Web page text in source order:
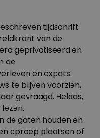
tijdschrift
van de
geprivatiseerd en
de
en expats
te blijven voorzien,
gevraagd. Helaas,
de gaten houden en
oproep plaatsen of